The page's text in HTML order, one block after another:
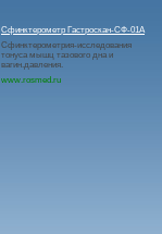
Сфинктерометр Гастроскан-СФ-01А
Сфинктерометрия-исследования
тонуса мышц тазового дна и
вагин.давления.
www.rosmed.ru